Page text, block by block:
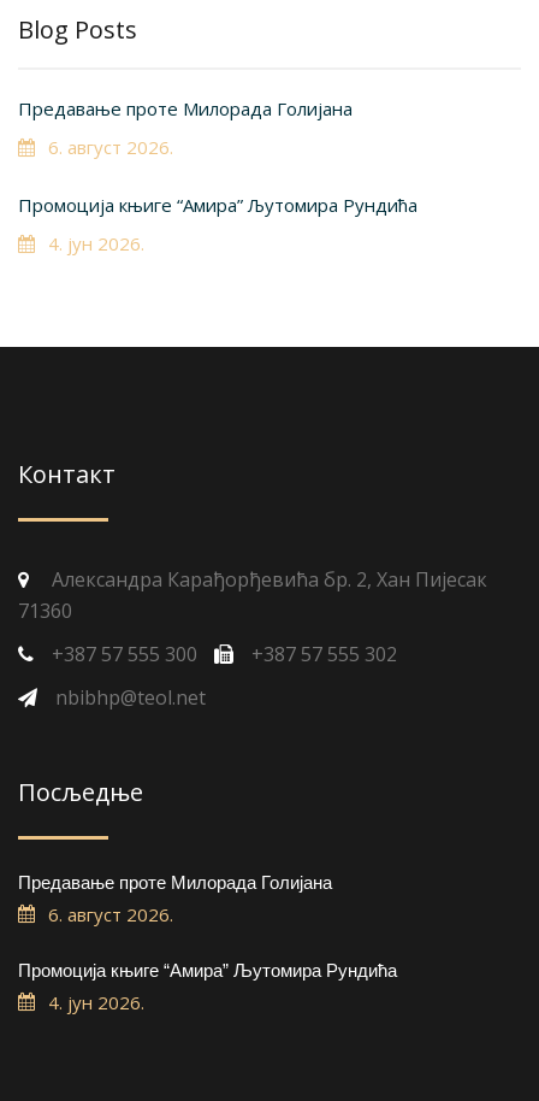
Blog Posts
Предавање проте Милорада Голијана
6. август 2026.
Промоција књиге “Амира” Љутомира Рундића
4. јун 2026.
Контакт
Александра Карађорђевића бр. 2, Хан Пијесак
71360
+387 57 555 300
+387 57 555 302
nbibhp@teol.net
Посљедње
Предавање проте Милорада Голијана
6. август 2026.
Промоција књиге “Амира” Љутомира Рундића
4. јун 2026.